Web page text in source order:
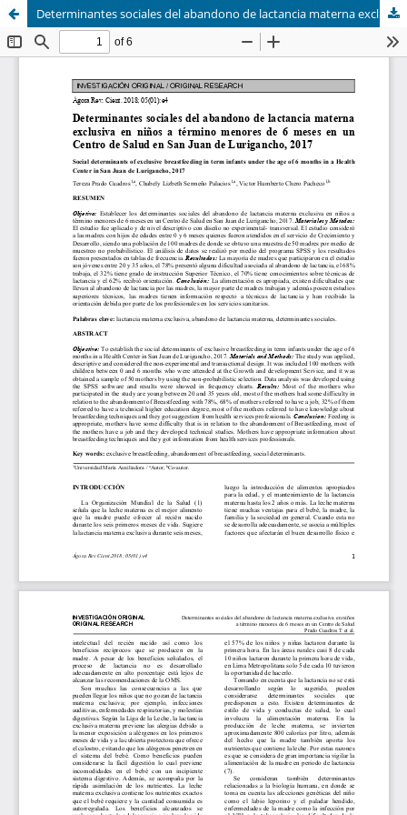
Determinantes sociales del abandono de lactancia materna exclusiva en niños a término menores de 6 meses en un Centro de Salud en San Juan de Lurigancho, 2017